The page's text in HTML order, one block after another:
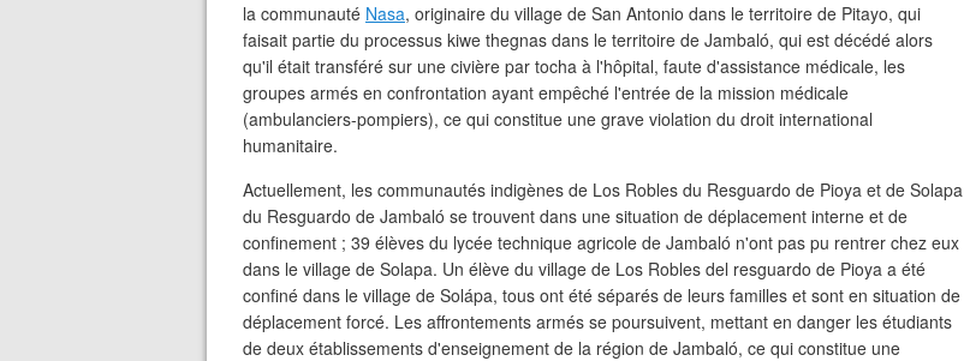
la communauté Nasa, originaire du village de San Antonio dans le territoire de Pitayo, qui
faisait partie du processus kiwe thegnas dans le territoire de Jambaló, qui est décédé alors
qu'il était transféré sur une civière par tocha à l'hôpital, faute d'assistance médicale, les
groupes armés en confrontation ayant empêché l'entrée de la mission médicale
(ambulanciers-pompiers), ce qui constitue une grave violation du droit international
humanitaire.
Actuellement, les communautés indigènes de Los Robles du Resguardo de Pioya et de Solapa
du Resguardo de Jambaló se trouvent dans une situation de déplacement interne et de
confinement ; 39 élèves du lycée technique agricole de Jambaló n'ont pas pu rentrer chez eux
dans le village de Solapa. Un élève du village de Los Robles del resguardo de Pioya a été
confiné dans le village de Solápa, tous ont été séparés de leurs familles et sont en situation de
déplacement forcé. Les affrontements armés se poursuivent, mettant en danger les étudiants
de deux établissements d'enseignement de la région de Jambaló, ce qui constitue une